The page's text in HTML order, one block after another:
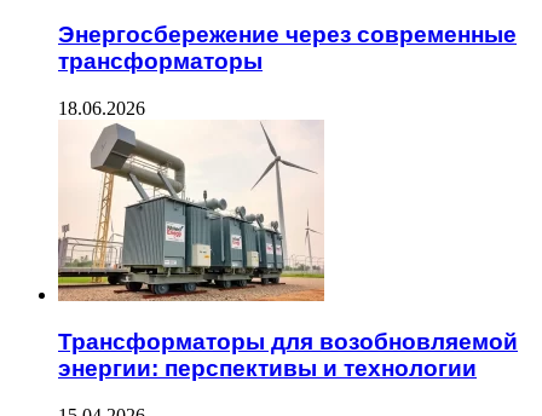
Энергосбережение через современные
трансформаторы
18.06.2026
Трансформаторы для возобновляемой
энергии: перспективы и технологии